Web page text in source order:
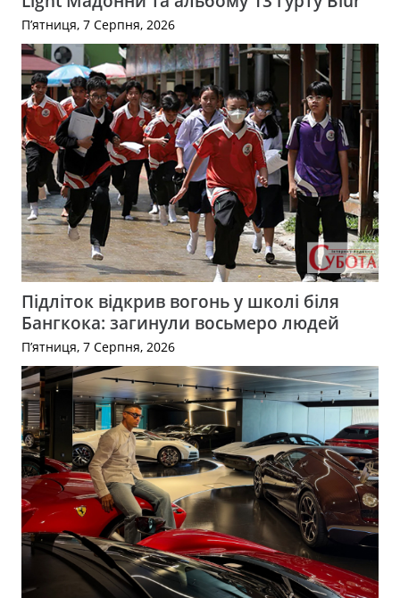
П’ятниця, 7 Серпня, 2026
Підліток відкрив вогонь у школі біля
Бангкока: загинули восьмеро людей
П’ятниця, 7 Серпня, 2026